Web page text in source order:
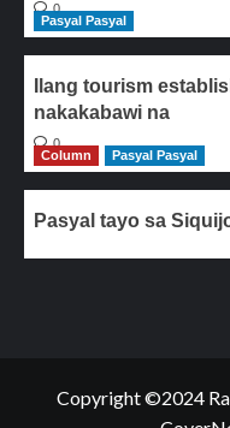
0
Pasyal Pasyal
Ilang tourism
nakakabawi na
0
Column
Pasyal Pasyal
Pasyal tayo sa
Copyright ©2024